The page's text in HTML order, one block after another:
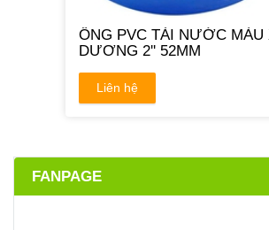
ỐNG PVC TẢI NƯỚC MÀU
DƯƠNG 2'' 52MM
Liên hệ
FANPAGE